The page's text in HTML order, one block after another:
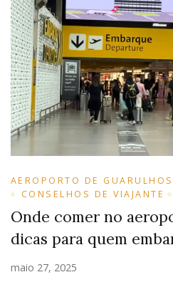
AEROPORTO DE GUARULHOS
CONSELHOS DE VIAJANTE
Onde comer no
dicas para quem
maio 27, 2025